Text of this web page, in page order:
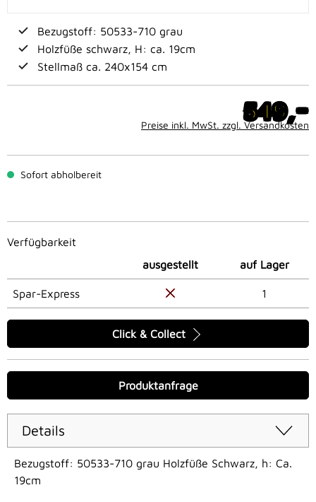
Bezugstoff: 50533-710 grau
Holzfüße schwarz, H: ca. 19cm
Stellmaß ca. 240x154 cm
549,-
Preise inkl. MwSt. zzgl. Versandkosten
Sofort abholbereit
Verfügbarkeit
ausgestellt
auf Lager
Spar-Express 1
Click & Collect
Produktanfrage
Details
Bezugstoff: 50533-710 grau Holzfüße Schwarz, h: Ca.
19cm